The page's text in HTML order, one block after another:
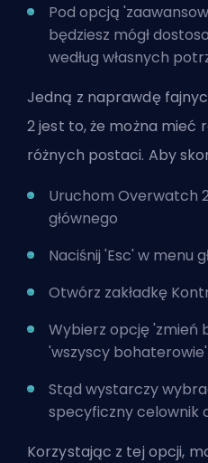
Pod opcją
będziesz mógł
według własnych
Jedną z naprawdę
2 jest to, że można mieć
różnych postaci. Aby
Uruchom Overwatch
głównego
Naciśnij 'Esc' w menu
Otwórz zakładkę
Wybierz opcję 'zmień
'wszyscy bohaterowie'
Stąd wystarczy
specyficzny celownik
Korzystając z tej opcji,